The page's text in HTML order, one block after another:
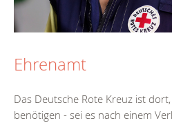
Ehrenamt
Das Deutsche Rote Kreuz ist
benötigen - sei es nach einem